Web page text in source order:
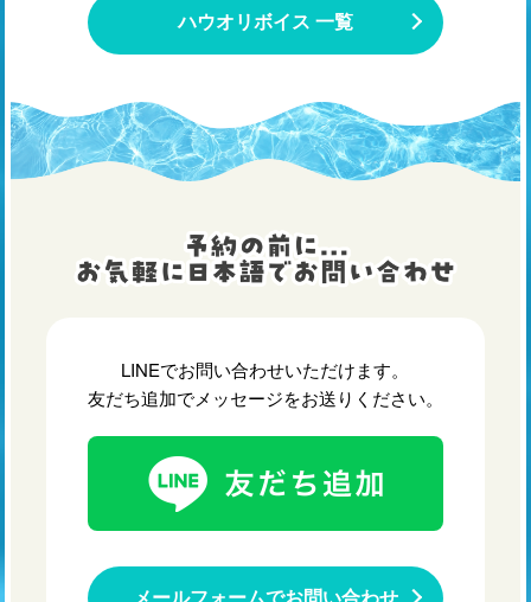
ハウオリボイス 一覧
LINEでお問い合わせいただけます。
友だち追加でメッセージをお送りください。